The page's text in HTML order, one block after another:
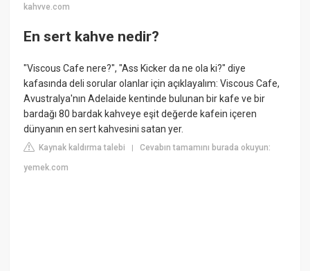
kahvve.com
En sert kahve nedir?
"Viscous Cafe nere?", "Ass Kicker da ne ola ki?" diye
kafasında deli sorular olanlar için açıklayalım: Viscous Cafe,
Avustralya'nın Adelaide kentinde bulunan bir kafe ve bir
bardağı 80 bardak kahveye eşit değerde kafein içeren
dünyanın en sert kahvesini satan yer.
Kaynak kaldırma talebi |Cevabın tamamını burada okuyun:
yemek.com